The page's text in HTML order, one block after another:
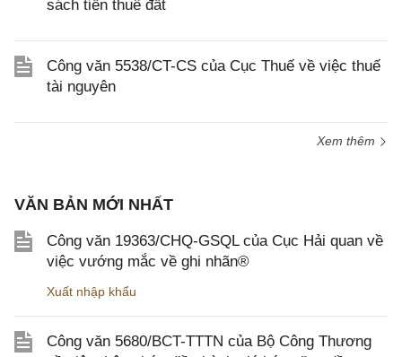
sách tiền thuê đất
Công văn 5538/CT-CS của Cục Thuế về việc thuế
tài nguyên
Xem thêm
VĂN BẢN MỚI NHẤT
Công văn 19363/CHQ-GSQL của Cục Hải quan về
việc vướng mắc về ghi nhãn®
Xuất nhập khẩu
Công văn 5680/BCT-TTTN của Bộ Công Thương